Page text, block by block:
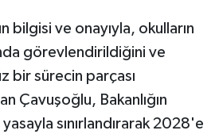
bilgisi ve onayıyla, okulların
görevlendirildiğini ve
bir sürecin parçası
Çavuşoğlu, Bakanlığın
sınırlandırarak 2028'e